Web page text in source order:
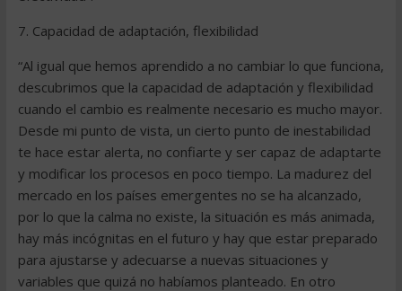
7. Capacidad de adaptación, flexibilidad
“Al igual que hemos aprendido a no cambiar lo que funciona,
descubrimos que la capacidad de adaptación y flexibilidad
cuando el cambio es realmente necesario es mucho mayor.
Desde mi punto de vista, un cierto punto de inestabilidad
te hace estar alerta, no confiarte y ser capaz de adaptarte
y modificar los procesos en poco tiempo. La madurez del
mercado en los países emergentes no se ha alcanzado,
por lo que la calma no existe, la situación es más animada,
hay más incógnitas en el futuro y hay que estar preparado
para ajustarse y adecuarse a nuevas situaciones y
variables que quizá no habíamos planteado. En otro